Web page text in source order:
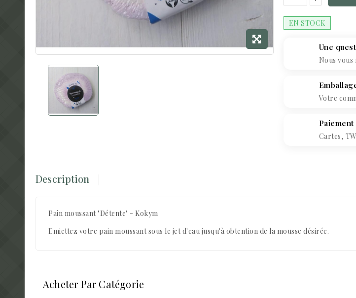
EN STOCK
Une
Nous
Votre
Cartes,
Description
Pain moussant "Détente" - Kokym
Emiettez votre pain moussant sous le jet d'eau jusqu'à obtention de la mousse désirée.
Acheter Par Catégorie